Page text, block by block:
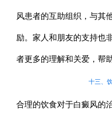
风患者的互助组织，与其
励。家人和朋友的支持也
者更多的理解和关爱，帮
十三、
合理的饮食对于白癜风的